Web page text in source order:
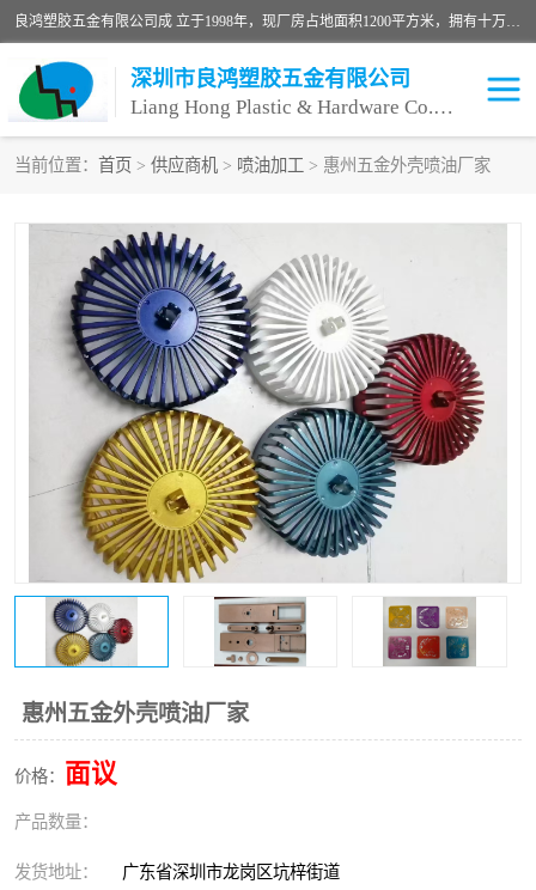
良鸿塑胶五金有限公司成 立于1998年，现厂房占地面积1200平方米，拥有十万级无尘车间，自动喷涂线1条，手动喷涂线2条，丝印移印滚印烫印拉线1条，本公司自建厂以来一直 以“顾客、品质、服务三个第一”为原则，从来货到处理、喷漆、烘烤、品检、包装等每一道工序都严格把持质量关，竭诚为广大朋友、客户服务。现如今已深得广 大客户信赖。
深圳市良鸿塑胶五金有限公司
Liang Hong Plastic & Hardware Co. Ltd
当前位置： 首页 > 供应商机 > 喷油加工 > 惠州五金外壳喷油厂家
惠州五金外壳喷油厂家
价格： 面议
产品数量：
发货地址： 广东省深圳市龙岗区坑梓街道
塑胶外壳喷油 五金外壳喷油